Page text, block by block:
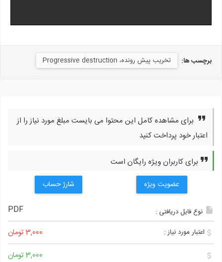
برچسب ها: تخریب پیش رونده، Progressive destruction
برای مشاهده کامل این محتوا می بایست مبلغ مورد نیاز را از
اعتبار خود پرداخت کنید
برای کاربران ویژه رایگان است
عضویت ویژه شارژ حساب
نوع فایل دریافتی : PDF
اعتبار مورد نیاز :
3,000 تومان
3,000 تومان